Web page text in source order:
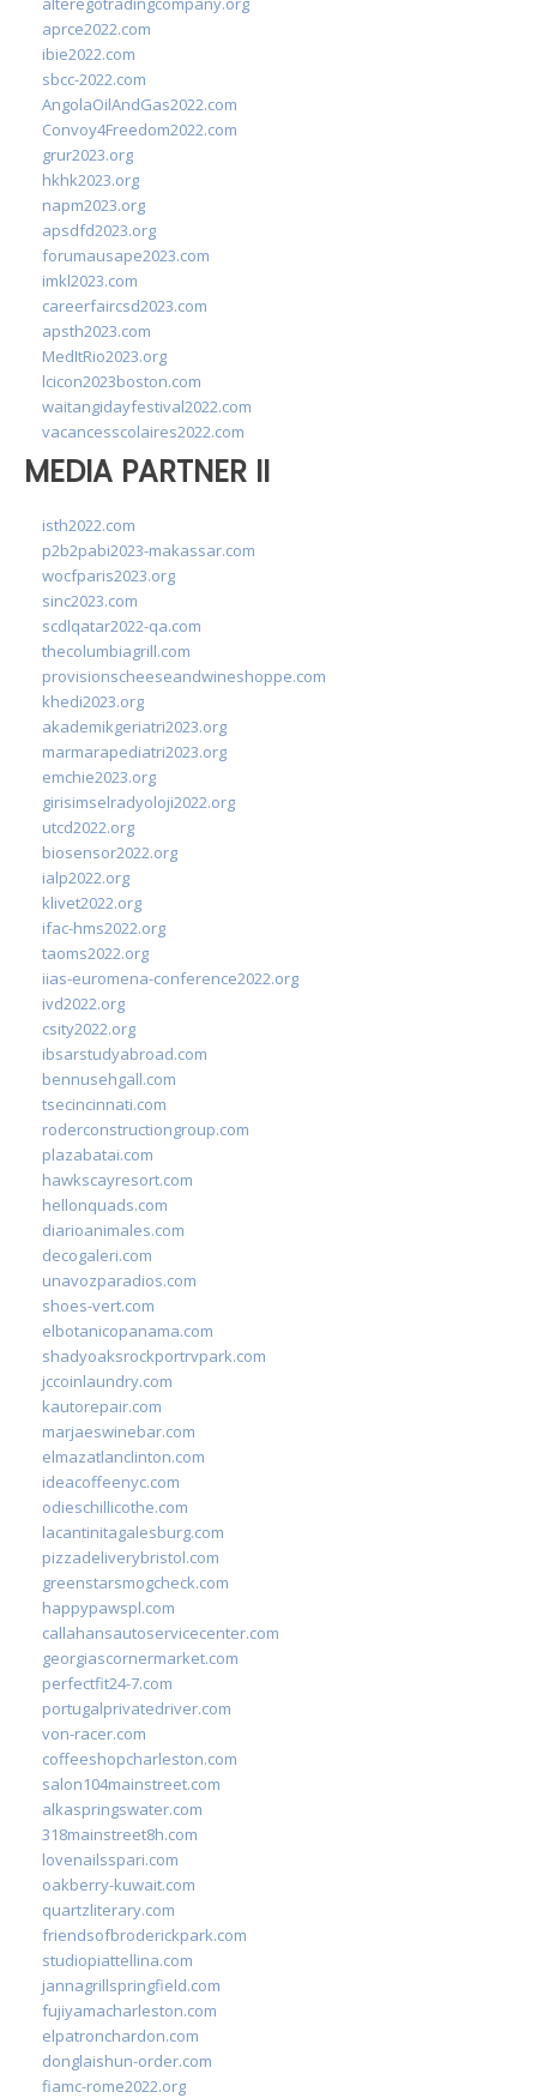
aprce2022.com
ibie2022.com
sbcc-2022.com
AngolaOilAndGas2022.com
Convoy4Freedom2022.com
grur2023.org
hkhk2023.org
napm2023.org
apsdfd2023.org
forumausape2023.com
imkl2023.com
careerfaircsd2023.com
apsth2023.com
MedItRio2023.org
lcicon2023boston.com
waitangidayfestival2022.com
vacancesscolaires2022.com
MEDIA PARTNER II
isth2022.com
p2b2pabi2023-makassar.com
wocfparis2023.org
sinc2023.com
scdlqatar2022-qa.com
thecolumbiagrill.com
provisionscheeseandwineshoppe.com
khedi2023.org
akademikgeriatri2023.org
marmarapediatri2023.org
emchie2023.org
girisimselradyoloji2022.org
utcd2022.org
biosensor2022.org
ialp2022.org
klivet2022.org
ifac-hms2022.org
taoms2022.org
iias-euromena-conference2022.org
ivd2022.org
csity2022.org
ibsarstudyabroad.com
bennusehgall.com
tsecincinnati.com
roderconstructiongroup.com
plazabatai.com
hawkscayresort.com
hellonquads.com
diarioanimales.com
decogaleri.com
unavozparadios.com
shoes-vert.com
elbotanicopanama.com
shadyoaksrockportrvpark.com
jccoinlaundry.com
kautorepair.com
marjaeswinebar.com
elmazatlanclinton.com
ideacoffeenyc.com
odieschillicothe.com
lacantinitagalesburg.com
pizzadeliverybristol.com
greenstarsmogcheck.com
happypawspl.com
callahansautoservicecenter.com
georgiascornermarket.com
perfectfit24-7.com
portugalprivatedriver.com
von-racer.com
coffeeshopcharleston.com
salon104mainstreet.com
alkaspringswater.com
318mainstreet8h.com
lovenailsspari.com
oakberry-kuwait.com
quartzliterary.com
friendsofbroderickpark.com
studiopiattellina.com
jannagrillspringfield.com
fujiyamacharleston.com
elpatronchardon.com
donglaishun-order.com
fiamc-rome2022.org